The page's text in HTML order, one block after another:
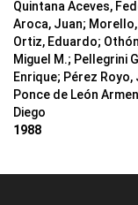
Quintana Aceves,
Aroca, Juan;
Ortiz, Eduardo;
Miguel M.; Pellegrini
Enrique; Pérez
Ponce de León
Diego
1988